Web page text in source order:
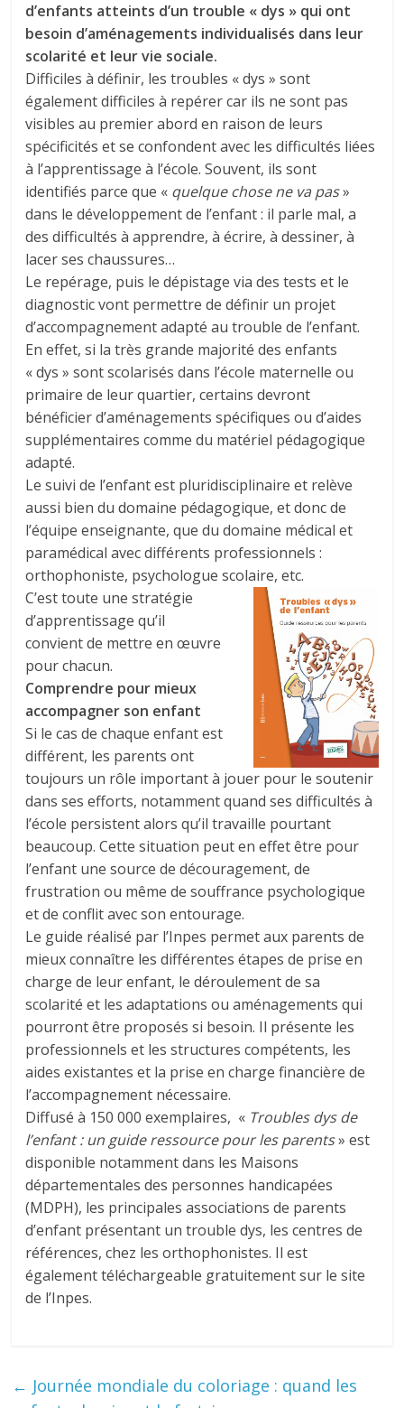
d’enfants atteints d’un trouble « dys » qui ont
besoin d’aménagements individualisés dans leur
scolarité et leur vie sociale.
Difficiles à définir, les troubles « dys » sont
également difficiles à repérer car ils ne sont pas
visibles au premier abord en raison de leurs
spécificités et se confondent avec les difficultés liées
à l’apprentissage à l’école. Souvent, ils sont
identifiés parce que « quelque chose ne va pas»
dans le développement de l’enfant : il parle mal, a
des difficultés à apprendre, à écrire, à dessiner, à
lacer ses chaussures…
Le repérage, puis le dépistage via des tests et le
diagnostic vont permettre de définir un projet
d’accompagnement adapté au trouble de l’enfant.
En effet, si la très grande majorité des enfants
« dys » sont scolarisés dans l’école maternelle ou
primaire de leur quartier, certains devront
bénéficier d’aménagements spécifiques ou d’aides
supplémentaires comme du matériel pédagogique
adapté.
Le suivi de l’enfant est pluridisciplinaire et relève
aussi bien du domaine pédagogique, et donc de
l’équipe enseignante, que du domaine médical et
paramédical avec différents professionnels :
orthophoniste, psychologue scolaire, etc.
C’est toute une stratégie
d’apprentissage qu’il
convient de mettre en œuvre
pour chacun.
Comprendre pour mieux
accompagner son enfant
Si le cas de chaque enfant est
différent, les parents ont
toujours un rôle important à jouer pour le soutenir
dans ses efforts, notamment quand ses difficultés à
l’école persistent alors qu’il travaille pourtant
beaucoup. Cette situation peut en effet être pour
l’enfant une source de découragement, de
frustration ou même de souffrance psychologique
et de conflit avec son entourage.
Le guide réalisé par l’Inpes permet aux parents de
mieux connaître les différentes étapes de prise en
charge de leur enfant, le déroulement de sa
scolarité et les adaptations ou aménagements qui
pourront être proposés si besoin. Il présente les
professionnels et les structures compétents, les
aides existantes et la prise en charge financière de
l’accompagnement nécessaire.
Diffusé à 150 000 exemplaires, « Troubles dys de
l’enfant : un guide ressource pour les parents» est
disponible notamment dans les Maisons
départementales des personnes handicapées
(MDPH), les principales associations de parents
d’enfant présentant un trouble dys, les centres de
références, chez les orthophonistes. Il est
également téléchargeable gratuitement sur le site
de l’Inpes.
← Journée mondiale du coloriage : quand les